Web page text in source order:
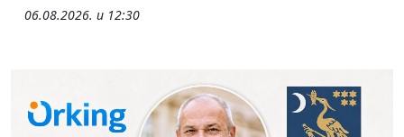
06.08.2026. u 12:30